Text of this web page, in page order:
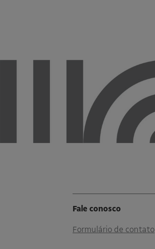
Fale conosco
Formulário de contato